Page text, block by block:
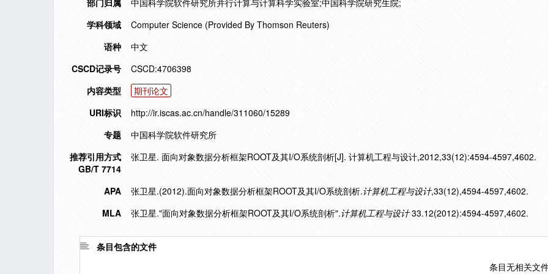
部门归属
中国科学院软件研究所并行计算与计算科学实验室;中国科学院研究生院;
学科领域
Computer Science (Provided By Thomson Reuters)
语种
中文
CSCD记录号
CSCD:4706398
内容类型
期刊论文
URI标识
http://ir.iscas.ac.cn/handle/311060/15289
专题
中国科学院软件研究所
推荐引用方式
GB/T 7714
张卫星. 面向对象数据分析框架ROOT及其I/O系统剖析[J]. 计算机工程与设计,2012,33(12):4594-4597,4602.
APA 张卫星.(2012).面向对象数据分析框架ROOT及其I/O系统剖析.计算机工程与设计,33(12),4594-4597,4602.
MLA
张卫星."面向对象数据分析框架ROOT及其I/O系统剖析".计算机工程与设计33.12(2012):4594-4597,4602.
条目包含的文件
条目无相关文